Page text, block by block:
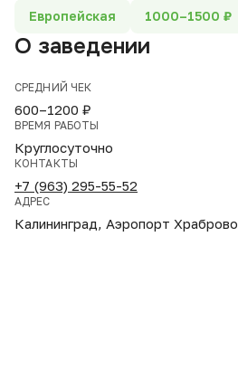
Европейская 1000–1500 ₽
О заведении
СРЕДНИЙ ЧЕК
600–1200 ₽
ВРЕМЯ РАБОТЫ
Круглосуточно
КОНТАКТЫ
+7 (963) 295-55-52
АДРЕС
Калининград, Аэропорт Храброво